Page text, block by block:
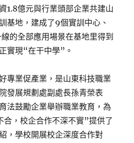
1.8億元與行業頭部企業共建山
基地，建成了9個實訓中心、
的全部應用場景在基地里得到
實現“在干中學”。
專業促產業，是山東科技職業
發展規劃處副處長孫青榮表
法鼓勵企業舉辦職業教育，為
合，校企合作不深不實”提供了
，學校開展校企深度合作對